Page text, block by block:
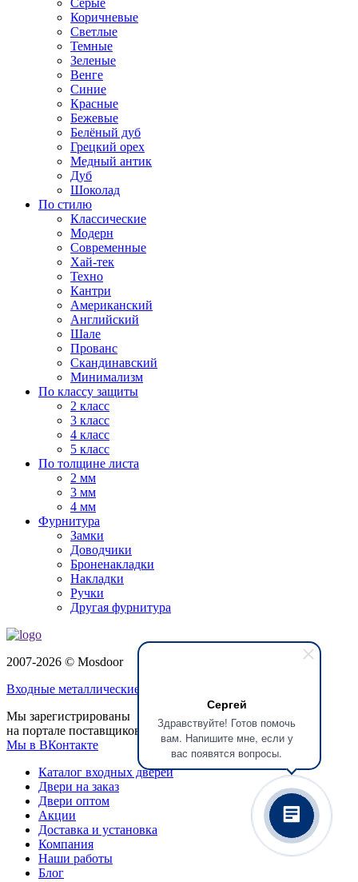
Сергей
Здравствуйте! Готов помочь
вам. Напишите мне, если у
вас появятся вопросы.
Серые
Коричневые
Светлые
Темные
Зеленые
Венге
Синие
Красные
Бежевые
Белёный дуб
Грецкий орех
Медный антик
Дуб
Шоколад
По стилю
Классические
Модерн
Современные
Хай-тек
Техно
Кантри
Американский
Английский
Шале
Прованс
Скандинавский
Минимализм
По классу защиты
2 класс
3 класс
4 класс
5 класс
По толщине листа
2 мм
3 мм
4 мм
Фурнитура
Замки
Доводчики
Броненакладки
Накладки
Ручки
Другая фурнитура
2007-2026 © Mosdoor
Входные металлические двери
Мы зарегистрированы
на портале поставщиков
Мы в ВКонтакте
Каталог входных дверей
Двери на заказ
Двери оптом
Акции
Доставка и установка
Компания
Наши работы
Блог